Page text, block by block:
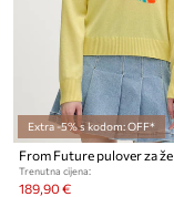
Extra -5% s kodom: OFF*
Trenutna cijena:
189,90 €